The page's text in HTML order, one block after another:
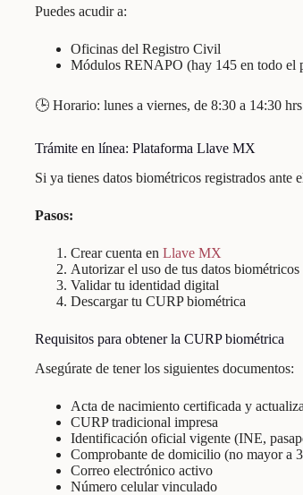
Puedes acudir a:
Oficinas del Registro Civil
Módulos RENAPO (hay 145 en todo el
🕒 Horario: lunes a viernes, de 8:30 a 14:30 hrs
Trámite en línea: Plataforma Llave MX
Si ya tienes datos biométricos registrados
Pasos:
Crear cuenta en Llave MX
Autorizar el uso de tus datos biométricos
Validar tu identidad digital
Descargar tu CURP biométrica
Requisitos para obtener la CURP biométrica
Asegúrate de tener los siguientes documentos:
Acta de nacimiento certificada y
CURP tradicional impresa
Identificación oficial vigente (INE,
Comprobante de domicilio (no mayor a
Correo electrónico activo
Número celular vinculado